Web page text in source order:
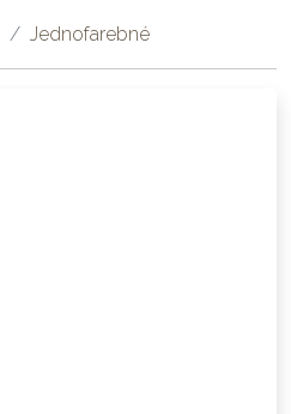
Jednofarebné